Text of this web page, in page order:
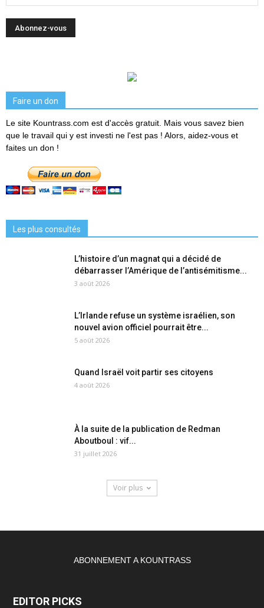
Faire un don
Le site Kountrass.com est d'accès gratuit. Mais vous savez bien
que le travail qui y est investi ne l'est pas ! Alors, aidez-vous et
faites un don !
Les plus consultés
L’histoire d’un magnat qui a décidé de
débarrasser l’Amérique de l’antisémitisme...
3 août 2026
L’Irlande refuse un système israélien, son
nouvel avion officiel pourrait être...
5 août 2026
Quand Israël voit partir ses citoyens
4 août 2026
À la suite de la publication de Redman
Aboutboul : vif...
31 juillet 2026
Voir plus
ABONNEMENT A KOUNTRASS
EDITOR PICKS